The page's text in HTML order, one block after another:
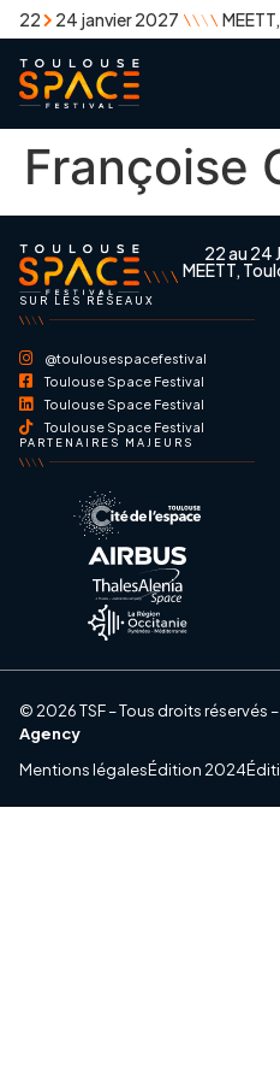
22 24 janvier 2027
Françoise
22 au 24
MEETT,
SUR LES RÉSEAUX
@toulousespacefestival
Toulouse Space Festival
Toulouse Space Festival
Toulouse Space Festival
PARTENAIRES MAJEURS
© 2026 TSF – Tous droits réservés
Agency
Mentions légalesÉdition 2024